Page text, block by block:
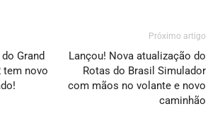
Grand
tem novo
Próximo artigo
Lançou! Nova atualização do
Rotas do Brasil Simulador
com mãos no volante e novo
caminhão